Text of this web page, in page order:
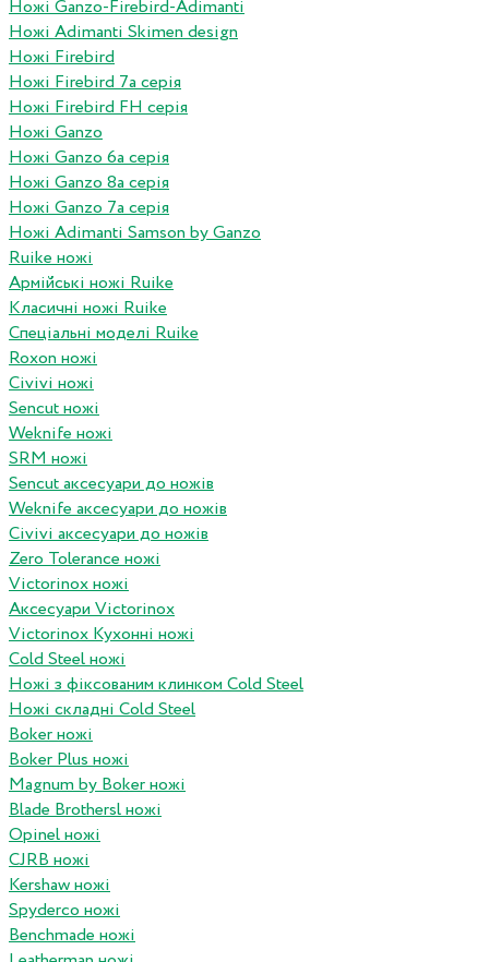
Ножі Ganzo-Firebird-Adimanti
Ножі Adimanti Skimen design
Ножі Firebird
Ножі Firebird 7а серія
Ножі Firebird FH серія
Ножі Ganzo
Ножі Ganzo 6а серія
Ножі Ganzo 8а серія
Ножі Ganzo 7а серія
Ножі Adimanti Samson by Ganzo
Ruike ножі
Армійські ножі Ruike
Класичні ножі Ruike
Спеціальні моделі Ruike
Roxon ножi
Civivi ножі
Sencut ножі
Weknife ножі
SRM ножі
Sencut аксесуари до ножів
Weknife аксесуари до ножів
Civivi аксесуари до ножів
Zero Tolerance ножі
Victorinox ножі
Аксесуари Victorinox
Victorinox Кухонні ножі
Cold Steel ножі
Ножі з фіксованим клинком Cold Steel
Ножі складні Cold Steel
Boker ножі
Boker Plus ножі
Magnum by Boker ножі
Blade Brothersl ножі
Opinel ножі
CJRB ножі
Kershaw ножі
Spyderco ножі
Benchmade ножі